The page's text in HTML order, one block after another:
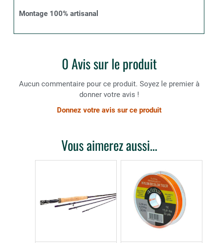
Montage 100% artisanal
0 Avis sur le produit
Aucun commentaire pour ce produit. Soyez le premier à
donner votre avis !
Donnez votre avis sur ce produit
Vous aimerez aussi...